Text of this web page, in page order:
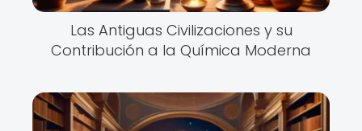
Las Antiguas Civilizaciones y su
Contribución a la Química Moderna